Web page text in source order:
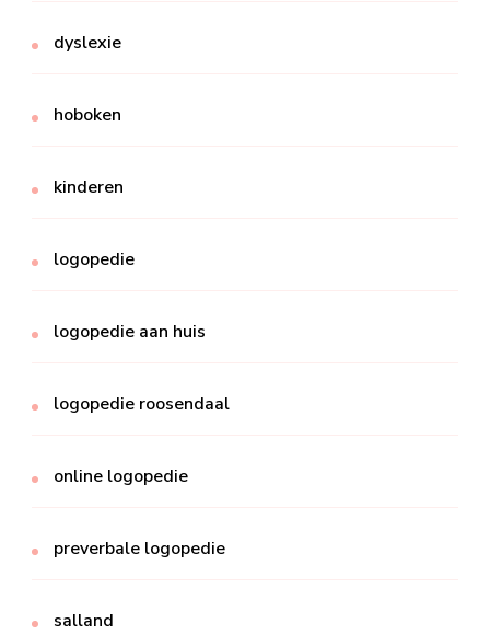
dyslexie
hoboken
kinderen
logopedie
logopedie aan huis
logopedie roosendaal
online logopedie
preverbale logopedie
salland